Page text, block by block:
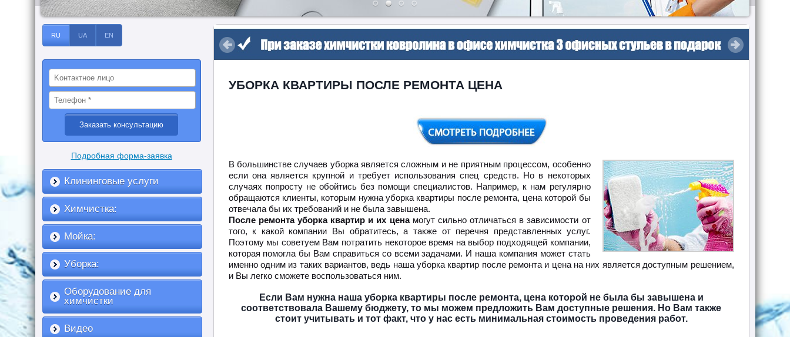
RU UA EN
Подробная форма-заявка
Клининговые услуги
Химчистка:
Мойка:
Уборка:
Оборудование для
химчистки
Видео
УБОРКА КВАРТИРЫ ПОСЛЕ РЕМОНТА ЦЕНА
В большинстве случаев уборка является сложным и не приятным процессом, особенно
если она является крупной и требует использования спец средств. Но в некоторых
случаях попросту не обойтись без помощи специалистов. Например, к нам регулярно
обращаются клиенты, которым нужна уборка квартиры после ремонта, цена которой бы
отвечала бы их требований и не была завышена.
После ремонта уборка квартир и их ценамогут сильно отличаться в зависимости от
того, к какой компании Вы обратитесь, а также от перечня представленных услуг.
Поэтому мы советуем Вам потратить некоторое время на выбор подходящей компании,
которая помогла бы Вам справиться со всеми задачами. И наша компания может стать
именно одним из таких вариантов, ведь наша уборка квартир после ремонта и цена на них является доступным решением,
и Вы легко сможете воспользоваться ним.
Если Вам нужна наша уборка квартиры после ремонта, цена которой не была бы завышена и
соответствовала Вашему бюджету, то мы можем предложить Вам доступные решения. Но Вам также
стоит учитывать и тот факт, что у нас есть минимальная стоимость проведения работ.